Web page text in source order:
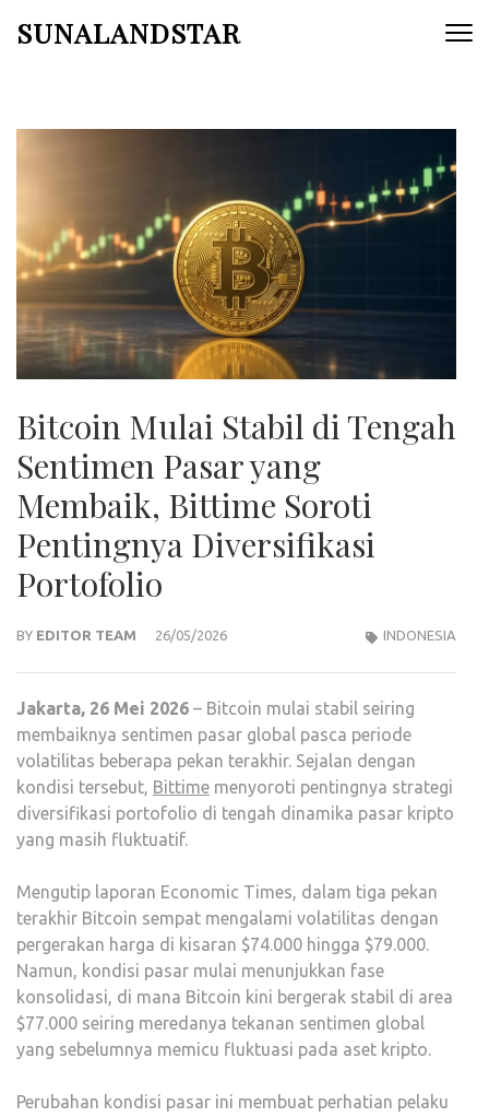
SUNALANDSTAR
Bitcoin Mulai Stabil di Tengah
Sentimen Pasar yang
Membaik, Bittime Soroti
Pentingnya Diversifikasi
Portofolio
BY EDITOR TEAM 26/05/2026 INDONESIA
Jakarta, 26 Mei 2026 – Bitcoin mulai stabil seiring
membaiknya sentimen pasar global pasca periode
volatilitas beberapa pekan terakhir. Sejalan dengan
kondisi tersebut, Bittime menyoroti pentingnya strategi
diversifikasi portofolio di tengah dinamika pasar kripto
yang masih fluktuatif.
Mengutip laporan Economic Times, dalam tiga pekan
terakhir Bitcoin sempat mengalami volatilitas dengan
pergerakan harga di kisaran $74.000 hingga $79.000.
Namun, kondisi pasar mulai menunjukkan fase
konsolidasi, di mana Bitcoin kini bergerak stabil di area
$77.000 seiring meredanya tekanan sentimen global
yang sebelumnya memicu fluktuasi pada aset kripto.
Perubahan kondisi pasar ini membuat perhatian pelaku